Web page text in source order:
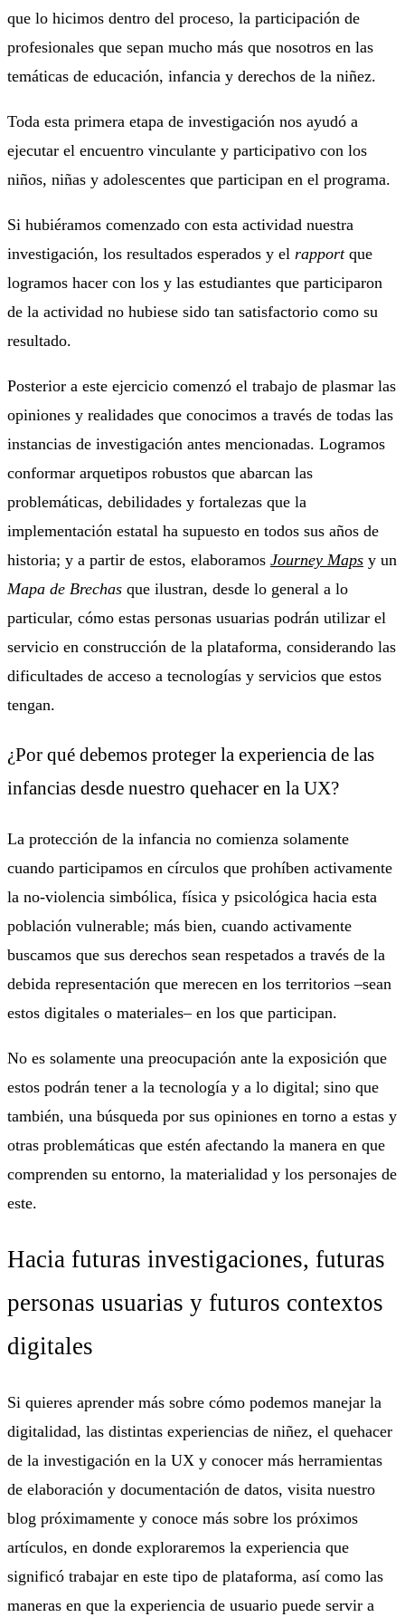
que lo hicimos dentro del proceso, la participación de
profesionales que sepan mucho más que nosotros en las
temáticas de educación, infancia y derechos de la niñez.
Toda esta primera etapa de investigación nos ayudó a
ejecutar el encuentro vinculante y participativo con los
niños, niñas y adolescentes que participan en el programa.
Si hubiéramos comenzado con esta actividad nuestra
investigación, los resultados esperados y el rapportque
logramos hacer con los y las estudiantes que participaron
de la actividad no hubiese sido tan satisfactorio como su
resultado.
Posterior a este ejercicio comenzó el trabajo de plasmar las
opiniones y realidades que conocimos a través de todas las
instancias de investigación antes mencionadas. Logramos
conformar arquetipos robustos que abarcan las
problemáticas, debilidades y fortalezas que la
implementación estatal ha supuesto en todos sus años de
historia; y a partir de estos, elaboramos Journey Maps y un
Mapa de Brechas que ilustran, desde lo general a lo
particular, cómo estas personas usuarias podrán utilizar el
servicio en construcción de la plataforma, considerando las
dificultades de acceso a tecnologías y servicios que estos
tengan.
¿Por qué debemos proteger la experiencia de las
infancias desde nuestro quehacer en la UX?
La protección de la infancia no comienza solamente
cuando participamos en círculos que prohíben activamente
la no-violencia simbólica, física y psicológica hacia esta
población vulnerable; más bien, cuando activamente
buscamos que sus derechos sean respetados a través de la
debida representación que merecen en los territorios –sean
estos digitales o materiales– en los que participan.
No es solamente una preocupación ante la exposición que
estos podrán tener a la tecnología y a lo digital; sino que
también, una búsqueda por sus opiniones en torno a estas y
otras problemáticas que estén afectando la manera en que
comprenden su entorno, la materialidad y los personajes de
este.
Hacia futuras investigaciones, futuras
personas usuarias y futuros contextos
digitales
Si quieres aprender más sobre cómo podemos manejar la
digitalidad, las distintas experiencias de niñez, el quehacer
de la investigación en la UX y conocer más herramientas
de elaboración y documentación de datos, visita nuestro
blog próximamente y conoce más sobre los próximos
artículos, en donde exploraremos la experiencia que
significó trabajar en este tipo de plataforma, así como las
maneras en que la experiencia de usuario puede servir a